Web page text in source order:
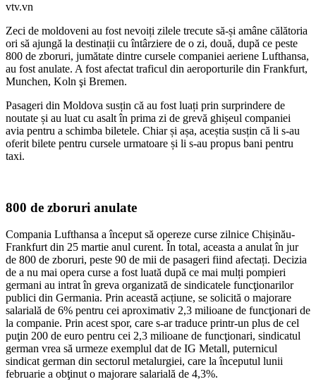
vtv.vn
Zeci de moldoveni au fost nevoiți zilele trecute să-și amâne călătoria
ori să ajungă la destinații cu întâr­ziere de o zi, două, după ce peste
800 de zboruri, jumătate dintre cursele companiei aeriene Lufthan­sa,
au fost anulate. A fost afectat traficul din aeroporturile din Fran­kfurt,
Munchen, Koln şi Bremen.
Pasageri din Moldova susțin că au fost luați prin surprindere de
noutate și au luat cu asalt în prima zi de grevă ghișeul companiei
avia pentru a schim­ba biletele. Chiar și așa, aceștia susțin că li s-au
oferit bilete pentru cursele urmatoare și li s-au propus bani pen­tru
taxi.
800 de zboruri anulate
Compania Lufthansa a început să opereze curse zilnice Chișinău-
Frankfurt din 25 martie anul curent. În total, aceasta a anulat în jur
de 800 de zboruri, peste 90 de mii de pasa­geri fiind afectați. Decizia
de a nu mai opera curse a fost luată după ce mai mulți pompieri
germani au intrat în greva organizată de sindicatele func­ţionarilor
publici din Germania. Prin această acțiune, se solicită o majorare
salarială de 6% pentru cei aproximativ 2,3 milioane de funcţionari de
la com­panie. Prin acest spor, care s-ar traduce printr-un plus de cel
puţin 200 de euro pentru cei 2,3 milioane de funcţio­nari, sindicatul
german vrea să urmeze exemplul dat de IG Metall, puternicul
sindicat german din sectorul metalur­giei, care la începutul lunii
februarie a obţinut o majorare salarială de 4,3%.